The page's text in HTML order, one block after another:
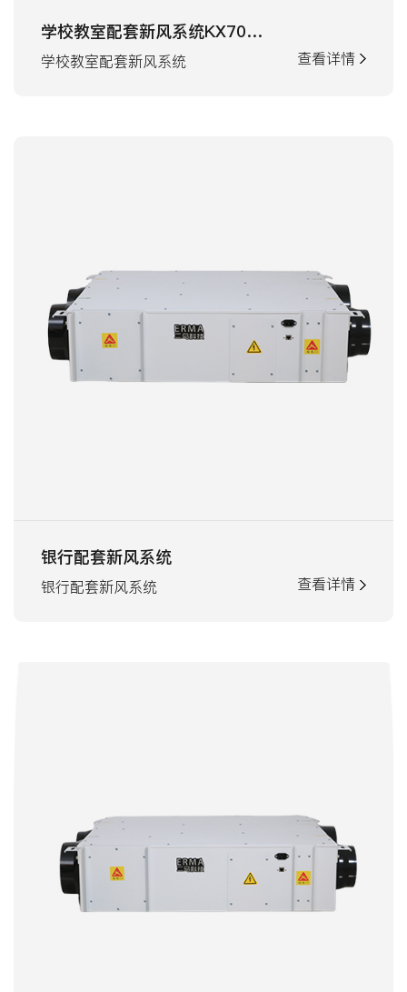
学校教室配套新风系统KX700机型
学校教室配套新风系统 查看详情
银行配套新风系统
银行配套新风系统 查看详情